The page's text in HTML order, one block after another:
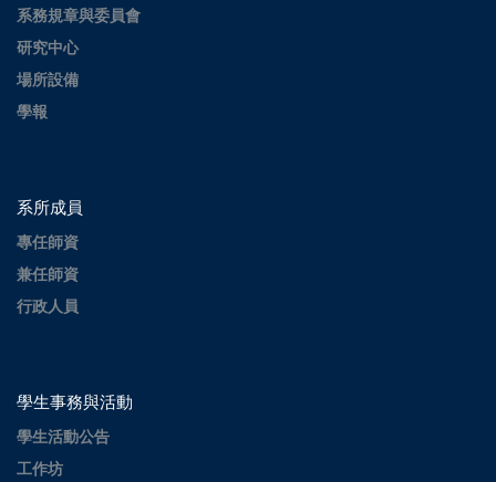
系務規章與委員會
研究中心
場所設備
學報
系所成員
專任師資
兼任師資
行政人員
學生事務與活動
學生活動公告
工作坊